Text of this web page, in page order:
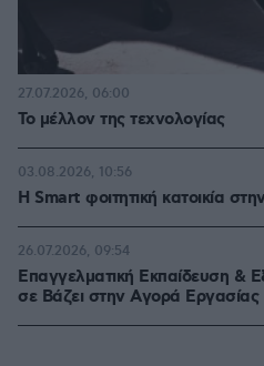
Το μέλλον της τεχνολογίας
27.07.2026, 06:00
Η Smart φοιτητική κατοικία
03.08.2026, 10:56
Επαγγελματική Εκπαίδευση &
σε Bάζει στην Aγορά Eργασίας
26.07.2026, 09:54